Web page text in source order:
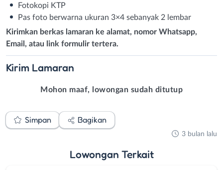
Fotokopi KTP
Pas foto berwarna ukuran 3×4 sebanyak 2 lembar
Kirimkan berkas lamaran ke alamat, nomor Whatsapp,
Email, atau link formulir tertera.
Kirim Lamaran
Mohon maaf, lowongan sudah ditutup
Simpan Bagikan
3 bulan lalu
Lowongan Terkait